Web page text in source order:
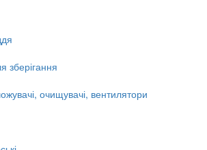
зберігання
очищувачі, вентилятори